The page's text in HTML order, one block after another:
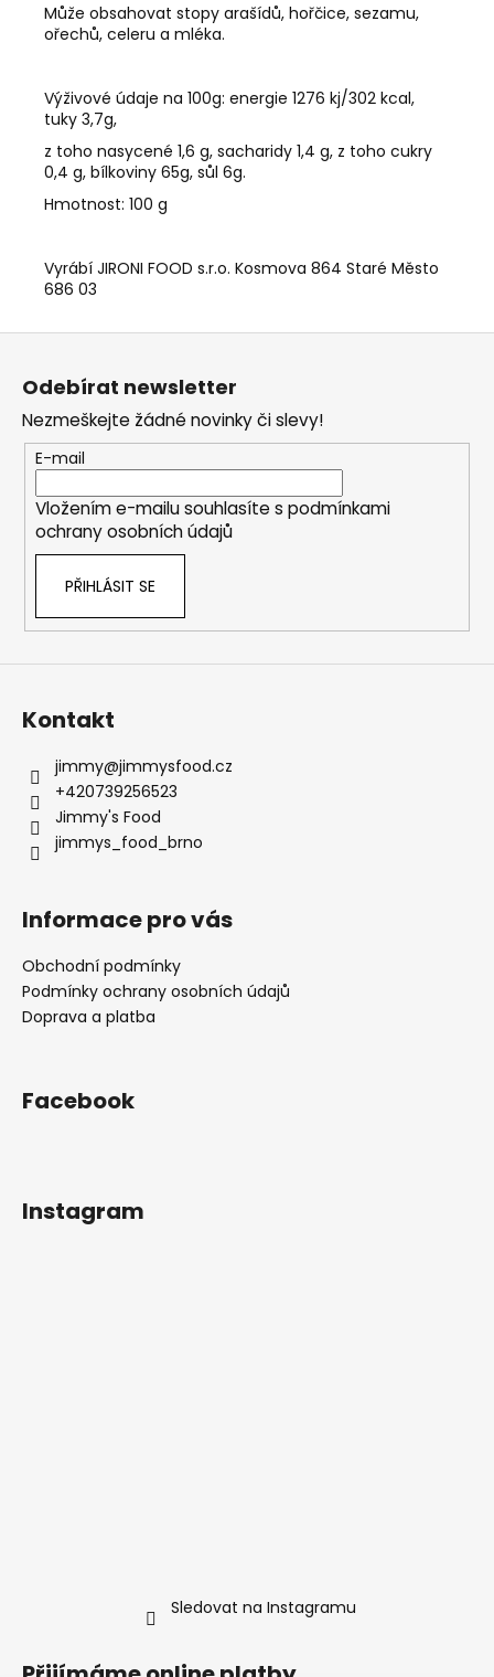
Může obsahovat stopy arašídů, hořčice, sezamu,
ořechů, celeru a mléka.
Výživové údaje na 100g: energie 1276 kj/302 kcal,
tuky 3,7g,
z toho nasycené 1,6 g, sacharidy 1,4 g, z toho cukry
0,4 g, bílkoviny 65g, sůl 6g.
Hmotnost: 100 g
Vyrábí JIRONI FOOD s.r.o. Kosmova 864 Staré Město
686 03
Z
Odebírat newsletter
Nezmeškejte žádné novinky či slevy!
E-mail
Vložením e-mailu souhlasíte s podmínkami
ochrany osobních údajů
PŘIHLÁSIT SE
Kontakt
jimmy@jimmysfood.cz
+420739256523
Jimmy's Food
jimmys_food_brno
Informace pro vás
Obchodní podmínky
Podmínky ochrany osobních údajů
Doprava a platba
Facebook
Instagram
Sledovat na Instagramu